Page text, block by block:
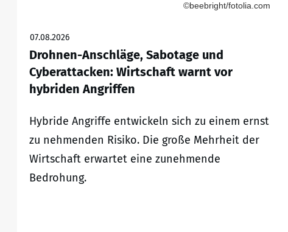
©beebright/fotolia.com
07.08.2026
Drohnen-Anschläge, Sabotage und
Cyberattacken: Wirtschaft warnt vor
hybriden Angriffen
Hybride Angriffe entwickeln sich zu einem ernst
zu nehmenden Risiko. Die große Mehrheit der
Wirtschaft erwartet eine zunehmende
Bedrohung.